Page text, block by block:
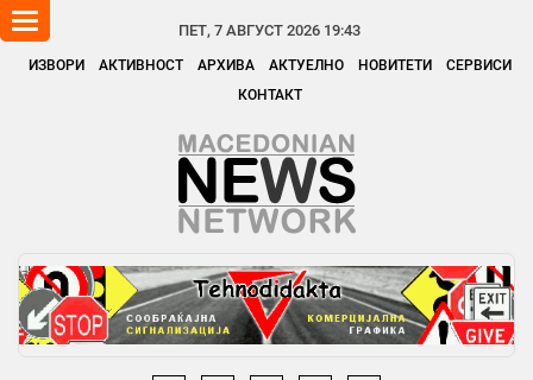
ПЕТ, 7 АВГУСТ 2026 19:43
ИЗВОРИ АКТИВНОСТ АРХИВА АКТУЕЛНО НОВИТЕТИ
СЕРВИСИ
КОНТАКТ
Toggle
navigation